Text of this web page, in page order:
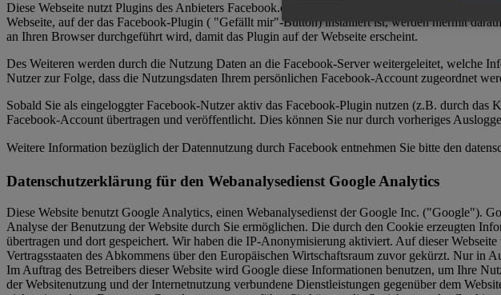
Diese Webseite nutzt Plugins des Anbieters Facebook.com, welche durch das Unternehmen
Webseite, auf der das Facebook-Plugin ( "Gefällt mir"-Button) installiert ist, werden hiermit
an Ihren Browser durchgeführt wird, damit das Plugin auf der Webseite erscheint.
Des Weiteren werden durch die Nutzung Daten an die Facebook-Server weitergeleitet, welche
Nutzer zur Folge, dass die Nutzungsdaten Ihrem persönlichen Facebook-Account zugeordnet
Sobald Sie als eingeloggter Facebook-Nutzer aktiv das Facebook-Plugin nutzen (z.B. durch
Facebook-Account übertragen und veröffentlicht. Dies können Sie nur durch vorheriges
Weitere Information bezüglich der Datennutzung durch Facebook entnehmen Sie bitte den
Datenschutzerklärung für den Webanalysedienst Google Analytics
Diese Website benutzt Google Analytics, einen Webanalysedienst der Google Inc. ("Google").
Analyse der Benutzung der Website durch Sie ermöglichen. Die durch den Cookie erzeugten
übertragen und dort gespeichert. Wir haben die IP-Anonymisierung aktiviert. Auf dieser
Vertragsstaaten des Abkommens über den Europäischen Wirtschaftsraum zuvor gekürzt. Nur
Im Auftrag des Betreibers dieser Website wird Google diese Informationen benutzen, um Ihre
der Websitenutzung und der Internetnutzung verbundene Dienstleistungen gegenüber dem